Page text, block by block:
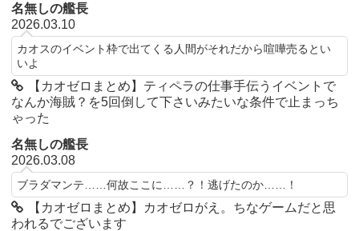
名無しの艦長
2026.03.10
カオスのイベント枠で出てくる人間がそれだから喧嘩売るとい
いよ
【カオゼロまとめ】ティペラの仕事手伝うイベントで
なんか海賊？を5回倒して下さいみたいな条件で止まっち
ゃった
名無しの艦長
2026.03.08
ブラダマンテ……何故ここに……？！逃げたのか……！
【カオゼロまとめ】カオゼロがえ。ちなゲームだと思
われるでございます